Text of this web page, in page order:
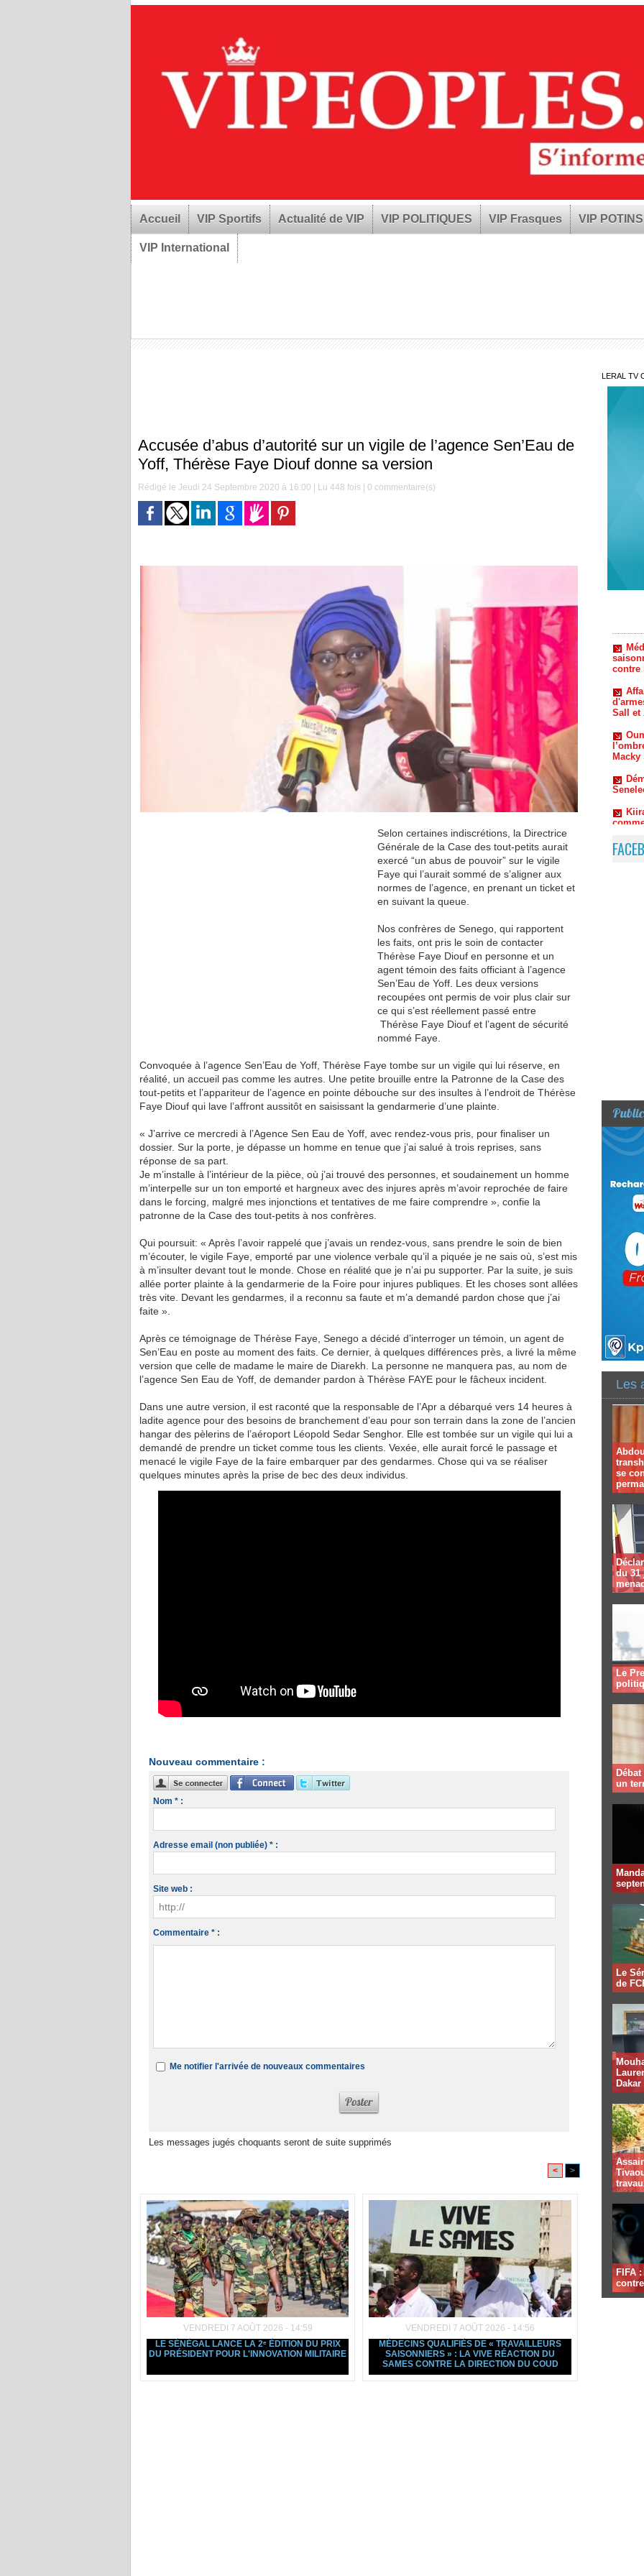
Accueil VIP Sportifs Actualité de VIP VIP POLITIQUES VIP Frasques VIP POTINS
VIP International
Accusée d’abus d’autorité sur un vigile de l’agence Sen’Eau de
Yoff, Thérèse Faye Diouf donne sa version
Rédigé le Jeudi 24 Septembre 2020 à 16:00 | Lu 448 fois | 0 commentaire(s)
Selon certaines indiscrétions, la Directrice
Générale de la Case des tout-petits aurait
exercé “un abus de pouvoir” sur le vigile
Faye qui l’aurait sommé de s’aligner aux
normes de l’agence, en prenant un ticket et
en suivant la queue.
Nos confrères de Senego, qui rapportent
les faits, ont pris le soin de contacter
Thérèse Faye Diouf en personne et un
agent témoin des faits officiant à l’agence
Sen’Eau de Yoff. Les deux versions
recoupées ont permis de voir plus clair sur
ce qui s’est réellement passé entre
Thérèse Faye Diouf et l’agent de sécurité
nommé Faye.
Convoquée à l’agence Sen’Eau de Yoff, Thérèse Faye tombe sur un vigile qui lui réserve, en
réalité, un accueil pas comme les autres. Une petite brouille entre la Patronne de la Case des
tout-petits et l’appariteur de l’agence en pointe débouche sur des insultes à l’endroit de Thérèse
Faye Diouf qui lave l’affront aussitôt en saisissant la gendarmerie d’une plainte.
« J’arrive ce mercredi à l’Agence Sen Eau de Yoff, avec rendez-vous pris, pour finaliser un
dossier. Sur la porte, je dépasse un homme en tenue que j’ai salué à trois reprises, sans
réponse de sa part.
Je m’installe à l’intérieur de la pièce, où j’ai trouvé des personnes, et soudainement un homme
m’interpelle sur un ton emporté et hargneux avec des injures après m’avoir reprochée de faire
dans le forcing, malgré mes injonctions et tentatives de me faire comprendre », confie la
patronne de la Case des tout-petits à nos confrères.
Qui poursuit: « Après l’avoir rappelé que j’avais un rendez-vous, sans prendre le soin de bien
m’écouter, le vigile Faye, emporté par une violence verbale qu’il a piquée je ne sais où, s’est mis
à m’insulter devant tout le monde. Chose en réalité que je n’ai pu supporter. Par la suite, je suis
allée porter plainte à la gendarmerie de la Foire pour injures publiques. Et les choses sont allées
très vite. Devant les gendarmes, il a reconnu sa faute et m’a demandé pardon chose que j’ai
faite ».
Après ce témoignage de Thérèse Faye, Senego a décidé d’interroger un témoin, un agent de
Sen’Eau en poste au moment des faits. Ce dernier, à quelques différences près, a livré la même
version que celle de madame le maire de Diarekh. La personne ne manquera pas, au nom de
l’agence Sen Eau de Yoff, de demander pardon à Thérèse FAYE pour le fâcheux incident.
Dans une autre version, il est raconté que la responsable de l’Apr a débarqué vers 14 heures à
ladite agence pour des besoins de branchement d’eau pour son terrain dans la zone de l’ancien
hangar des pèlerins de l’aéroport Léopold Sedar Senghor. Elle est tombée sur un vigile qui lui a
demandé de prendre un ticket comme tous les clients. Vexée, elle aurait forcé le passage et
menacé le vigile Faye de la faire embarquer par des gendarmes. Chose qui va se réaliser
quelques minutes après la prise de bec des deux individus.
Nouveau commentaire :
Nom * :
Adresse email (non publiée) * :
Site web :
Commentaire * :
Me notifier l'arrivée de nouveaux commentaires
Les messages jugés choquants seront de suite supprimés
< >
VENDREDI 7 AOÛT 2026 - 14:59
LE SÉNÉGAL LANCE LA 2ᵉ ÉDITION DU PRIX
DU PRÉSIDENT POUR L'INNOVATION MILITAIRE
VENDREDI 7 AOÛT 2026 - 14:56
MÉDECINS QUALIFIÉS DE « TRAVAILLEURS
SAISONNIERS » : LA VIVE RÉACTION DU
SAMES CONTRE LA DIRECTION DU COUD
LERAL TV
Sall et
Macky
Les
se
du 31
Le
un
Le
de
Dakar
FIFA